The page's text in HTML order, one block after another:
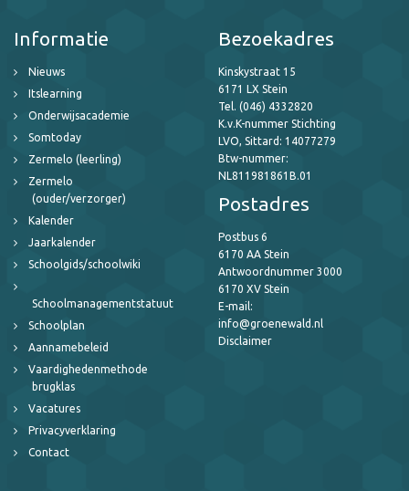
Informatie
Nieuws
Itslearning
Onderwijsacademie
Somtoday
Zermelo (leerling)
Zermelo
(ouder/verzorger)
Kalender
Jaarkalender
Schoolgids/schoolwiki
Schoolmanagementstatuut
Schoolplan
Aannamebeleid
Vaardighedenmethode
brugklas
Vacatures
Privacyverklaring
Contact
Bezoekadres
Kinskystraat 15
6171 LX Stein
Tel. (046) 4332820
K.v.K-nummer Stichting
LVO, Sittard: 14077279
Btw-nummer:
NL811981861B.01
Postadres
Postbus 6
6170 AA Stein
Antwoordnummer 3000
6170 XV Stein
E-mail:
info@groenewald.nl
Disclaimer